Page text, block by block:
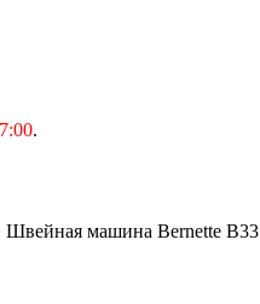
.
Швейная машина Bernette B33